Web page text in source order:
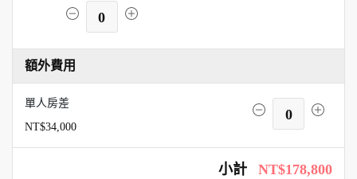
0
額外費用
單人房差
NT$34,000
0
小計 NT$178,800